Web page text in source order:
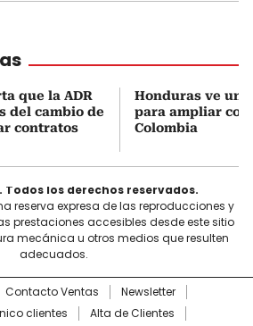
que la ADR
del cambio de
contratos
Honduras ve
para ampliar
Colombia
Todos los derechos reservados.
reserva expresa de las reproducciones y
prestaciones accesibles desde este sitio
mecánica u otros medios que resulten
adecuados.
Contacto Ventas
Newsletter
clientes
Alta de Clientes